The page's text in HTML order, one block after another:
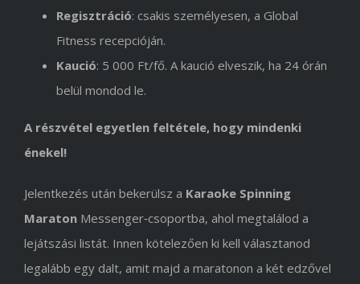
Regisztráció: csakis személyesen, a Global
Fitness recepcióján.
Kaució: 5 000 Ft/fő. A kaució elveszik, ha 24 órán
belül mondod le.
A részvétel egyetlen feltétele, hogy mindenki
énekel!
Jelentkezés után bekerülsz a Karaoke Spinning
Maraton Messenger‑csoportba, ahol megtalálod a
lejátszási listát. Innen kötelezően ki kell választanod
legalább egy dalt, amit majd a maratonon a két edzővel